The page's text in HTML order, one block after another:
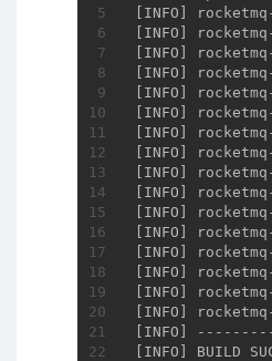
[INFO]
[INFO]
[INFO] rocketmq-
[INFO]
[INFO]
[INFO]
[INFO]
[INFO]
[INFO]
[INFO]
[INFO]
[INFO]
[INFO]
[INFO]
[INFO]
[INFO]
[INFO]
[INFO] BUILD